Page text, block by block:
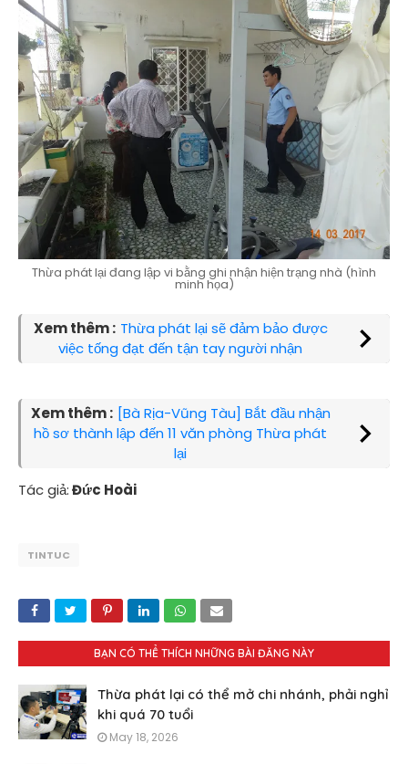
Thừa phát lại đang lập vi bằng ghi nhận hiện trạng nhà (hình
minh họa)
Xem thêm : Thừa phát lại sẽ đảm bảo được
việc tống đạt đến tận tay người nhận
Xem thêm : [Bà Rịa-Vũng Tàu] Bắt đầu nhận
hồ sơ thành lập đến 11 văn phòng Thừa phát
lại
Tác giả:Đức Hoài
TINTUC
BẠN CÓ THỂ THÍCH NHỮNG BÀI ĐĂNG NÀY
Thừa phát lại có thể mở chi nhánh, phải nghỉ
khi quá 70 tuổi
May 18, 2026